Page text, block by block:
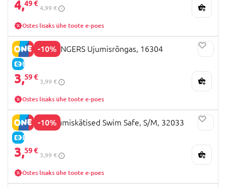
4,49 €
4,99 €
Ostes lisaks ühe toote e-poes
-10%
E-HIND
MONDO AVENGERS Ujumisrõngas, 16304
3,59 €
3,99 €
Ostes lisaks ühe toote e-poes
-10%
E-HIND
BESTWAY ujumiskätised Swim Safe, S/M, 32033
3,59 €
3,99 €
Ostes lisaks ühe toote e-poes